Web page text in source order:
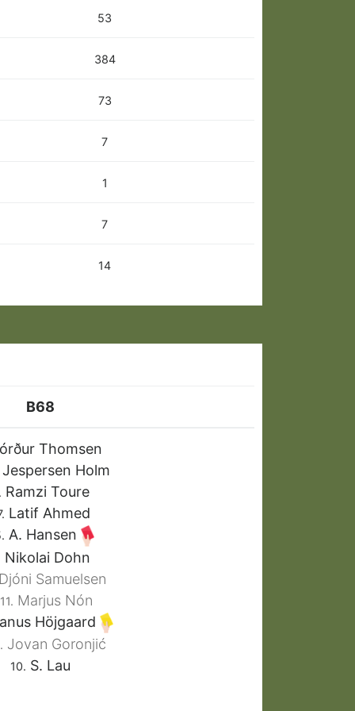
53
384
73
7
1
7
14
B68
Thomsen
Holm
Ramzi Toure
Latif Ahmed
A. Hansen
Nikolai Dohn
Samuelsen
11. Marjus Nón
Höjgaard
Jovan Goronjić
10. S. Lau